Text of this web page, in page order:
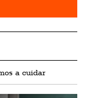
a cuidar